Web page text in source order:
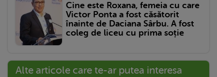
Cine este Roxana, femeia cu care
Victor Ponta a fost căsătorit
înainte de Daciana Sârbu. A fost
coleg de liceu cu prima soție
Alte articole care te-ar putea interesa